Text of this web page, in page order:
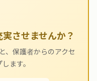
させませんか？
、保護者からのアクセ
ます。